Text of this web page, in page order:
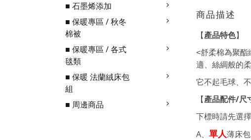
■ 石墨烯添加
■ 保暖專區 / 秋冬
棉被
■ 保暖專區 / 各式
毯類
■ 保暖 法蘭絨床包
組
■ 周邊商品
商品描述
【 產品特色】
<舒柔棉為聚酯
適、絲綢般的
它不起毛球、
【 產品配件/尺
下標時請先選
A、 單人薄床包